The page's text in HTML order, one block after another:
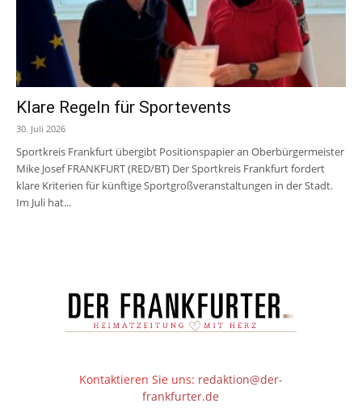
Klare Regeln für Sportevents
30. Juli 2026
Sportkreis Frankfurt übergibt Positionspapier an Oberbürgermeister
Mike Josef FRANKFURT (RED/BT) Der Sportkreis Frankfurt fordert
klare Kriterien für künftige Sportgroßveranstaltungen in der Stadt.
Im Juli hat...
Kontaktieren Sie uns: redaktion@der-
frankfurter.de